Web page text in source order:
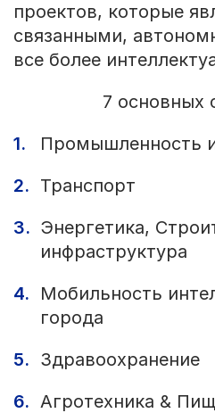
проектов, которые
связанными,
все более
7 основных
Промышленность
Транспорт
Энергетика,
инфраструктура
Мобильность
города
Здравоохранение
Агротехника &